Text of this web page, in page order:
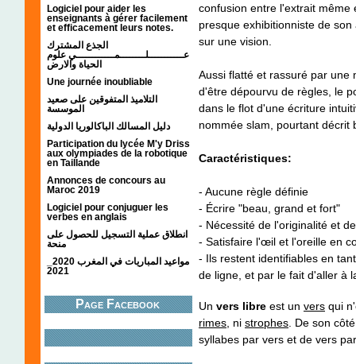
Logiciel pour aider les
enseignants à gérer facilement
et efficacement leurs notes.
الجذع المشترك
عـــــــــــلــــــــمــــــــــــي علوم
الحياة والارض
Une journée inoubliable
التلاميذ المتفوقين على صعيد
الموسسة
دليل المسالك الباكالوريا الدولية
Participation du lycée M'y Driss
aux olympiades de la robotique
en Taillande
Annonces de concours au
Maroc 2019
Logiciel pour conjuguer les
verbes en anglais
انطلاق عملية التسجيل للحصول على
منحة
2021
Page Facebook
confusion entre l'extrait même
presque exhibitionniste de
sur une vision.
Aussi flatté et rassuré par
d'être dépourvu de règles, le
dans le flot d'une écriture
nommée slam, pourtant décrit
Caractéristiques:
- Aucune règle définie
- Écrire "beau, grand et fort"
- Nécessité de l'originalité et
- Satisfaire l'œil et l'oreille en
- Ils restent identifiables en
de ligne, et par le fait d'aller à
Un vers libre est un vers qui
rimes , ni strophes . De son
syllabes par vers et de vers